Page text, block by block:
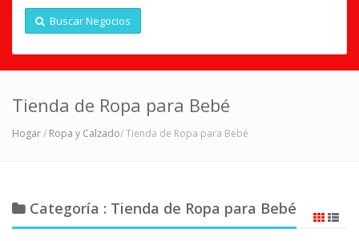
Buscar Negocios
Tienda de Ropa para Bebé
Hogar/ Ropa y Calzado/ Tienda de Ropa para Bebé
Categoría : Tienda de Ropa para Bebé